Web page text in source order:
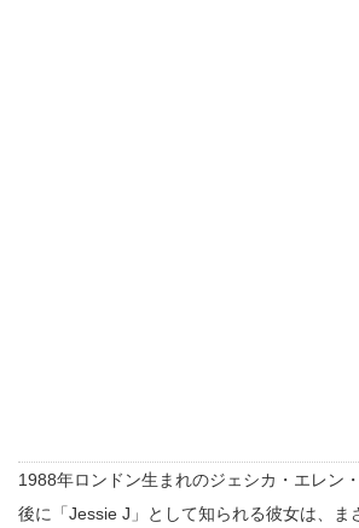
1988年ロンドン生まれのジェシカ・エレン
後に「Jessie J」として知られる彼女は、ま